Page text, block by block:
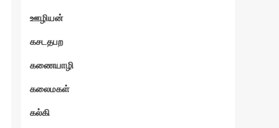
ஊழியன்
கசடதபற
கணையாழி
கலைமகள்
கல்கி